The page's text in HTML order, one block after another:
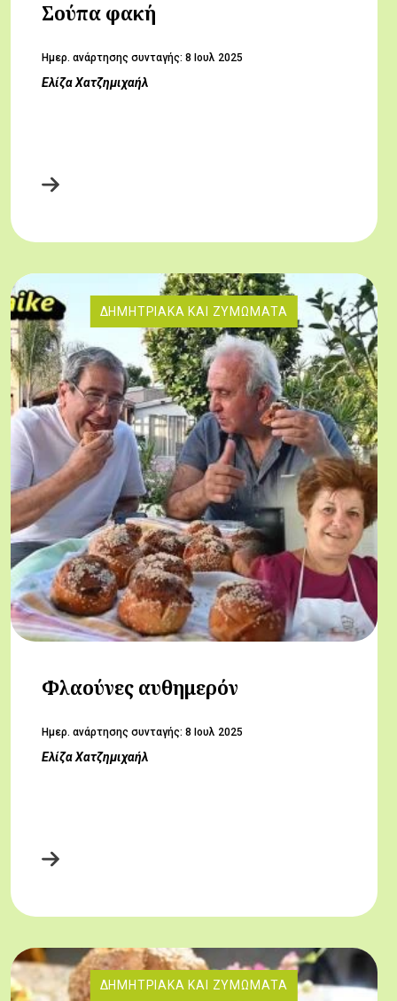
Σούπα φακή
Hμερ. ανάρτησης συνταγής: 8 Ιουλ 2025
Ελίζα Χατζημιχαήλ
ΔΗΜΗΤΡΙΑΚΆ ΚΑΙ ΖΥΜΏΜΑΤΑ
Φλαούνες αυθημερόν
Hμερ. ανάρτησης συνταγής: 8 Ιουλ 2025
Ελίζα Χατζημιχαήλ
ΔΗΜΗΤΡΙΑΚΆ ΚΑΙ ΖΥΜΏΜΑΤΑ